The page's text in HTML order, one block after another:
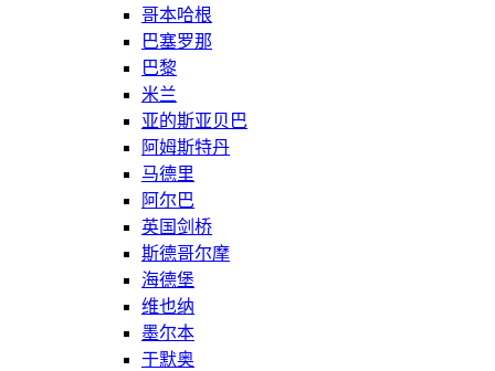
哥本哈根
巴塞罗那
巴黎
米兰
亚的斯亚贝巴
阿姆斯特丹
马德里
阿尔巴
英国剑桥
斯德哥尔摩
海德堡
维也纳
墨尔本
于默奥